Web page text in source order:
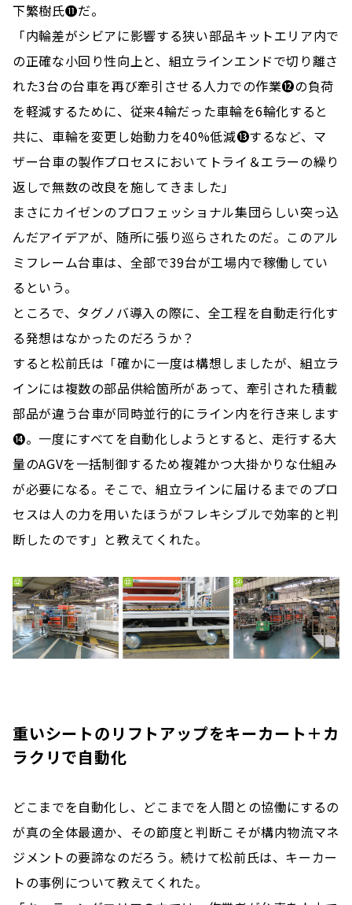
下繁樹氏⓫だ。
「内輪差がシビアに影響する狭い部品キットエリア内で
の正確な小回り性向上と、組立ラインエンドで切り離さ
れた3台の台車を再び牽引させる人力での作業⓬の負荷
を軽減するために、従来4輪だった車輪を6輪化すると
共に、車輪を変更し始動力を40%低減⓭するなど、マ
ザー台車の製作プロセスにおいてトライ＆エラーの繰り
返しで無数の改良を施してきました」
まさにカイゼンのプロフェッショナル集団らしい突っ込
んだアイデアが、随所に張り巡らされたのだ。このアル
ミフレーム台車は、全部で39台が工場内で稼働してい
るという。
ところで、タグノバ導入の際に、全工程を自動走行化す
る発想はなかったのだろうか？
すると松前氏は「確かに一度は構想しましたが、組立ラ
インには複数の部品供給箇所があって、牽引された積載
部品が違う台車が同時並行的にライン内を行き来します
⓮。一度にすべてを自動化しようとすると、走行する大
量のAGVを一括制御するため複雑かつ大掛かりな仕組み
が必要になる。そこで、組立ラインに届けるまでのプロ
セスは人の力を用いたほうがフレキシブルで効率的と判
断したのです」と教えてくれた。
重いシートのリフトアップをキーカート＋カ
ラクリで自動化
どこまでを自動化し、どこまでを人間との協働にするの
が真の全体最適か、その節度と判断こそが構内物流マネ
ジメントの要諦なのだろう。続けて松前氏は、キーカー
トの事例について教えてくれた。